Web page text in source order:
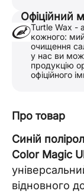
Офіційний
Turtle Wax -
кожного:
очищення
у нас ви
продукцію
офіційного
Про товар
Синій
Color Magic
відновного